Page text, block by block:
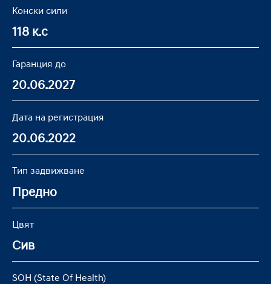
Конски сили
118 к.с
Гаранция до
20.06.2027
Дата на регистрация
20.06.2022
Тип задвижване
Предно
Цвят
Сив
SOH (State Of Health)